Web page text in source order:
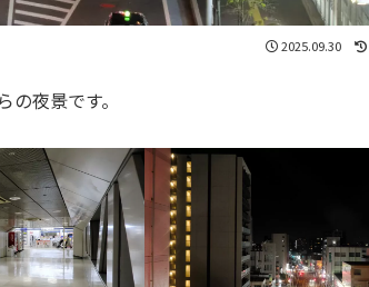
2025.09.30
夜景です。